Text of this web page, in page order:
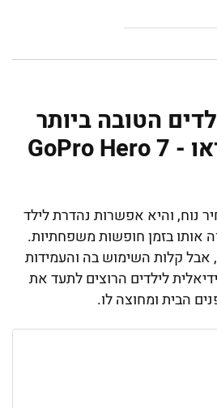
הטובה ביותר
לצילום וידאו - GoPro Hero 7
נוח, והיא אפשרות נהדרת לילד
בזמן חופשות משפחתיות.
אבל קלות השימוש בה והעמידות
לילדים הרוצים לתעד את
הבית ומחוצה לו.